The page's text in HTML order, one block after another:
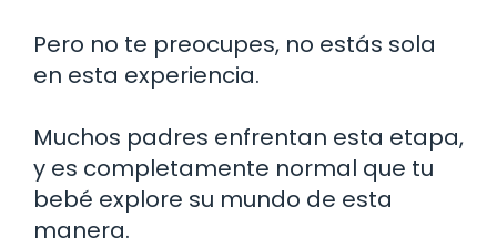
Pero no te preocupes, no estás sola
en esta experiencia.
Muchos padres enfrentan esta etapa,
y es completamente normal que tu
bebé explore su mundo de esta
manera.